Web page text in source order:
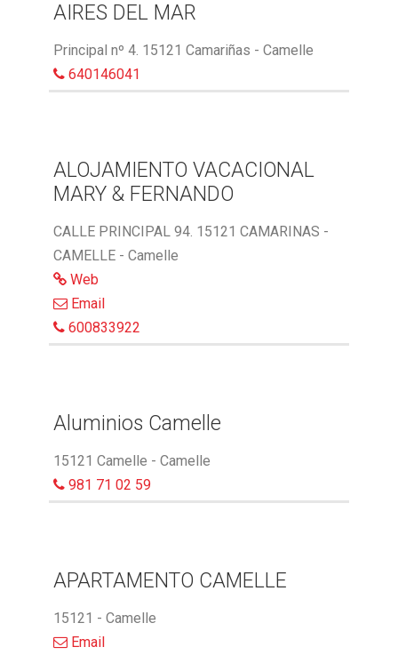
AIRES DEL MAR
Principal nº 4. 15121 Camariñas - Camelle
640146041
ALOJAMIENTO VACACIONAL
MARY & FERNANDO
CALLE PRINCIPAL 94. 15121 CAMARINAS -
CAMELLE - Camelle
Web
Email
600833922
Aluminios Camelle
15121 Camelle - Camelle
981 71 02 59
APARTAMENTO CAMELLE
15121 - Camelle
Email